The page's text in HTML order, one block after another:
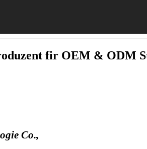
fir OEM & ODM
Co.,